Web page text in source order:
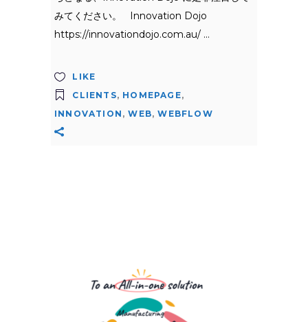
みてください。 Innovation Dojo
https://innovationdojo.com.au/
LIKE
CLIENTS, HOMEPAGE,
INNOVATION ,WEB,WEBFLOW